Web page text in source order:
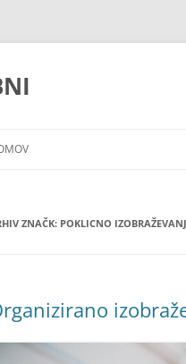
ZNAČK: POKLICNO